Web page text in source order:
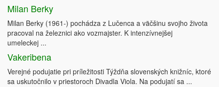
Milan Berky
Milan Berky (1961-) pochádza z Lučenca a väčšinu svojho života
pracoval na železnici ako vozmajster. K intenzívnejšej
umeleckej ...
Vakeribena
Verejné podujatie pri príležitosti Týždňa slovenských knižníc, ktoré
sa uskutočnilo v priestoroch Divadla Viola. Na podujatí sa ...